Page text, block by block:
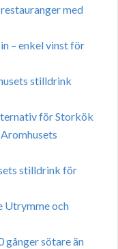
med
– enkel vinst för
stilldrink
för Storkök
stilldrink för
Utrymme och
gånger sötare än